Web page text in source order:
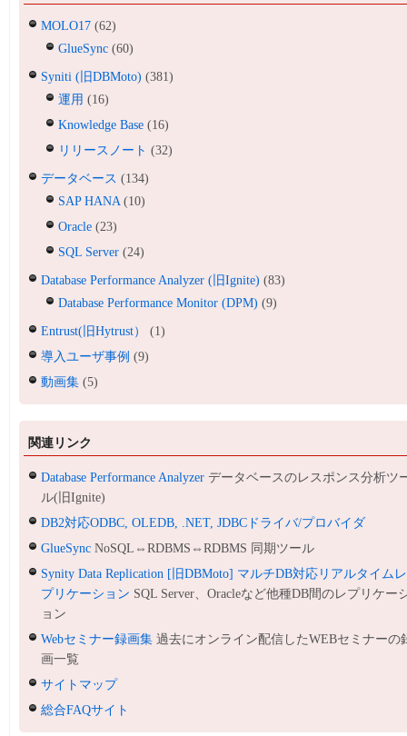
MOLO17 (62)
GlueSync (60)
Syniti (旧DBMoto) (381)
運用 (16)
Knowledge Base (16)
リリースノート (32)
データベース (134)
SAP HANA(10)
Oracle (23)
SQL Server (24)
Database Performance Analyzer (旧Ignite) (83)
Database Performance Monitor (DPM) (9)
Entrust(旧Hytrust）
(1)
導入ユーザ事例 (9)
動画集 (5)
関連リンク
Database Performance Analyzer データベースのレスポンス分析ツ
ル(旧Ignite)
DB2対応ODBC, OLEDB, .NET, JDBCドライバ/プロバイダ
GlueSync NoSQL⇔RDBMS⇔RDBMS 同期ツール
Synity Data Replication [旧DBMoto] マルチDB対応リアルタイムレ
プリケーション SQL Server、Oracleなど他種DB間のレプリケー
ョン
Webセミナー録画集 過去にオンライン配信したWEBセミナーの
画一覧
サイトマップ
総合FAQサイト